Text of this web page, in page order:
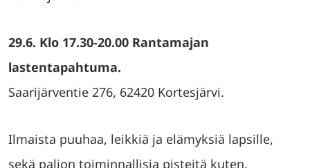
29.6. Klo 17.30-20.00 Rantamajan
lastentapahtuma.
Saarijärventie 276, 62420 Kortesjärvi.
Ilmaista puuhaa, leikkiä ja elämyksiä lapsille,
sekä paljon toiminnallisia pisteitä kuten,